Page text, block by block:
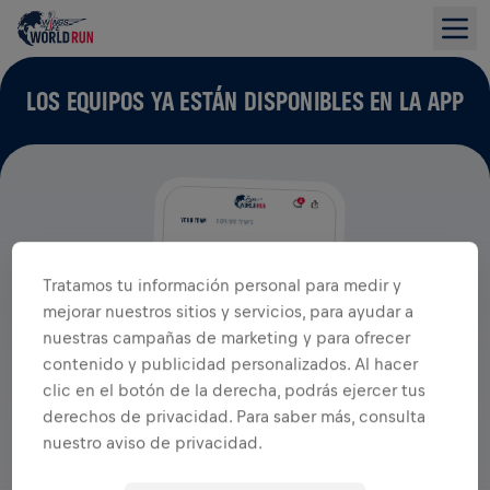
LOS EQUIPOS YA ESTÁN DISPONIBLES EN LA APP
Tratamos tu información personal para medir y
mejorar nuestros sitios y servicios, para ayudar a
nuestras campañas de marketing y para ofrecer
contenido y publicidad personalizados. Al hacer
clic en el botón de la derecha, podrás ejercer tus
derechos de privacidad. Para saber más, consulta
nuestro aviso de privacidad.